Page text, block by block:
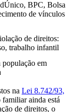
BPC, Bolsa
de vínculos
de direitos:
trabalho infantil
em
na Lei 8.742/93,
ainda está
de direitos, o